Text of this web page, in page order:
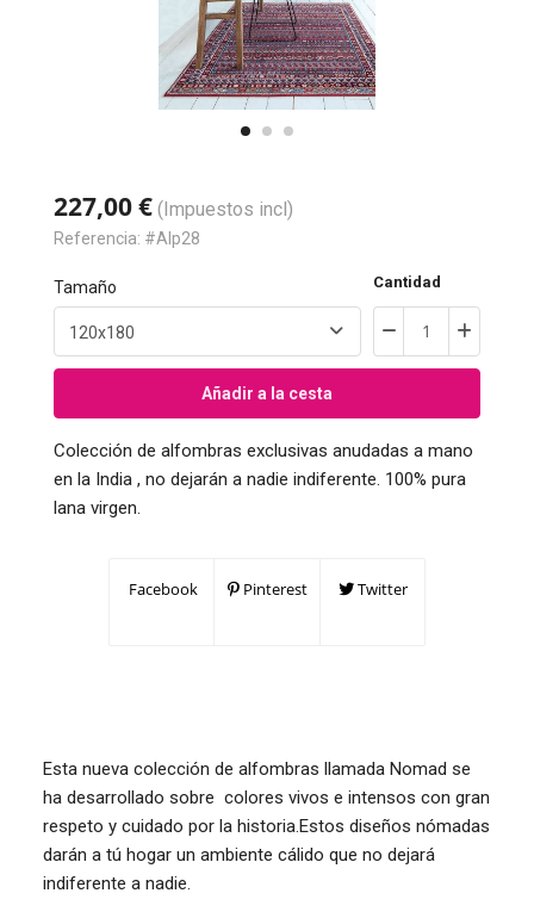
227,00 € (Impuestos incl)
Referencia: #Alp28
Tamaño Cantidad
Añadir a la cesta
Colección de alfombras exclusivas anudadas a mano
en la India , no dejarán a nadie indiferente. 100% pura
lana virgen.
Facebook Pinterest Twitter
Esta nueva colección de alfombras llamada Nomad se
ha desarrollado sobre colores vivos e intensos con gran
respeto y cuidado por la historia.Estos diseños nómadas
darán a tú hogar un ambiente cálido que no dejará
indiferente a nadie.